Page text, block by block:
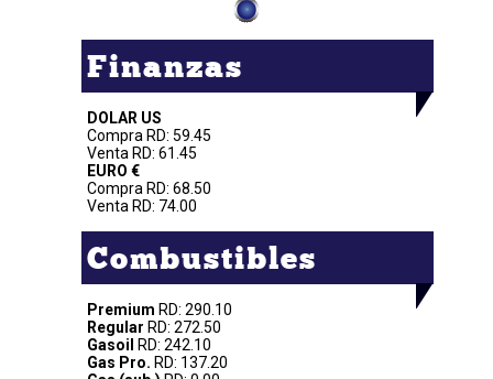
Finanzas
DOLAR US
Compra RD: 59.45
Venta RD: 61.45
EURO €
Compra RD: 68.50
Venta RD: 74.00
Combustibles
Premium RD: 290.10
Regular RD: 272.50
Gasoil RD: 242.10
Gas Pro. RD: 137.20